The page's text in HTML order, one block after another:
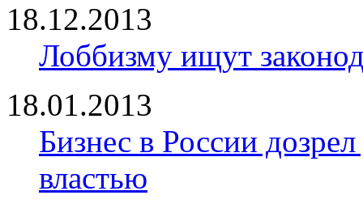
18.12.2013
Лоббизму ищут
18.01.2013
Бизнес в России
властью